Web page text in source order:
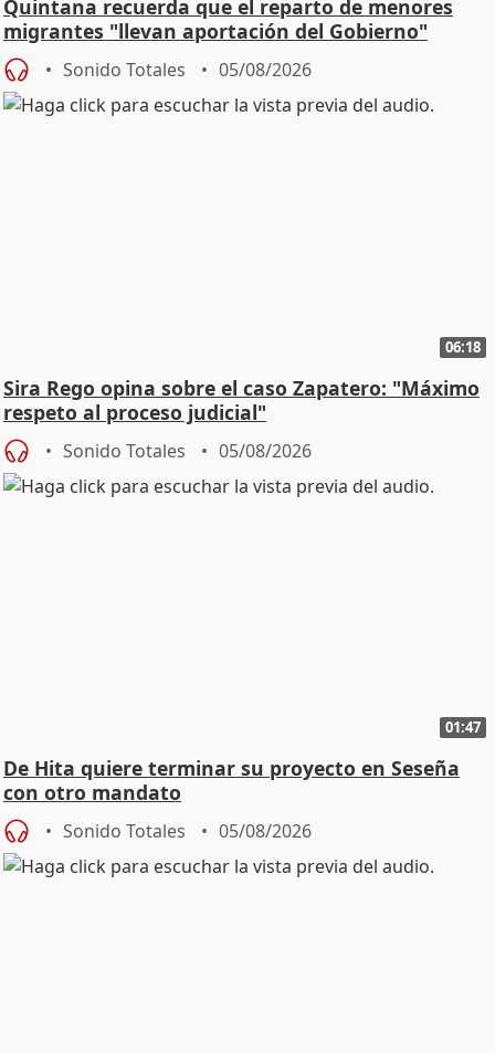
Quintana recuerda que el reparto de menores
migrantes "llevan aportación del Gobierno"
central
Sonido Totales 05/08/2026
06:18
Sira Rego opina sobre el caso Zapatero: "Máximo
respeto al proceso judicial"
Sonido Totales 05/08/2026
01:47
De Hita quiere terminar su proyecto en Seseña
con otro mandato
Sonido Totales 05/08/2026